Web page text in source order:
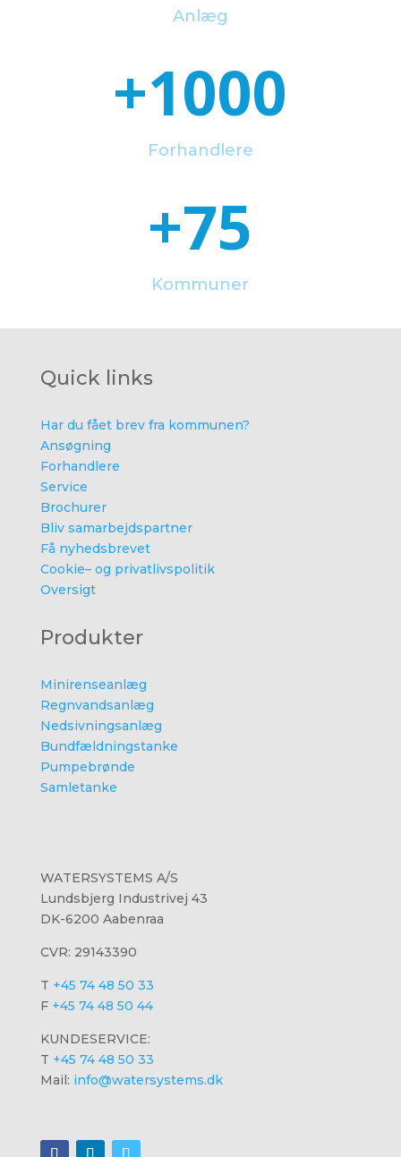
Anlæg
+1000
Forhandlere
+75
Kommuner
Quick links
Har du fået brev fra kommunen?
Ansøgning
Forhandlere
Service
Brochurer
Bliv samarbejdspartner
Få nyhedsbrevet
Cookie– og privatlivspolitik
Oversigt
Produkter
Minirenseanlæg
Regnvandsanlæg
Nedsivningsanlæg
Bundfældningstanke
Pumpebrønde
Samletanke
WATERSYSTEMS A/S
Lundsbjerg Industrivej 43
DK-6200 Aabenraa
CVR: 29143390
T +45 74 48 50 33
F +45 74 48 50 44
KUNDESERVICE:
T +45 74 48 50 33
Mail: info@watersystems.dk